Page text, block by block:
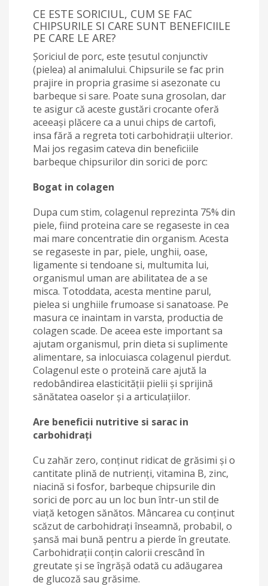
CE ESTE SORICIUL, CUM SE FAC
CHIPSURILE SI CARE SUNT BENEFICIILE
PE CARE LE ARE?
Şoriciul de porc, este ţesutul conjunctiv
(pielea) al animalului. Chipsurile se fac prin
prajire in propria grasime si asezonate cu
barbeque si sare. Poate suna grosolan, dar
te asigur că aceste gustări crocante oferă
aceeași plăcere ca a unui chips de cartofi,
insa fără a regreta toti carbohidrații ulterior.
Mai jos regasim cateva din beneficiile
barbeque chipsurilor din sorici de porc:
Bogat in colagen
Dupa cum stim, colagenul reprezinta 75% din
piele, fiind proteina care se regaseste in cea
mai mare concentratie din organism. Acesta
se regaseste in par, piele, unghii, oase,
ligamente si tendoane si, multumita lui,
organismul uman are abilitatea de a se
misca. Totoddata, acesta mentine parul,
pielea si unghiile frumoase si sanatoase. Pe
masura ce inaintam in varsta, productia de
colagen scade. De aceea este important sa
ajutam organismul, prin dieta si suplimente
alimentare, sa inlocuiasca colagenul pierdut.
Colagenul este o proteină care ajută la
redobândirea elasticităţii pielii şi sprijină
sănătatea oaselor şi a articulaţiilor.
Are beneficii nutritive si sarac in
carbohidrați
Cu zahăr zero, conținut ridicat de grăsimi și o
cantitate plină de nutrienți, vitamina B, zinc,
niacină si fosfor, barbeque chipsurile din
sorici de porc au un loc bun într-un stil de
viață ketogen sănătos. Mâncarea cu conținut
scăzut de carbohidrați înseamnă, probabil, o
șansă mai bună pentru a pierde în greutate.
Carbohidrații conțin calorii crescând în
greutate și se îngrășă odată cu adăugarea
de glucoză sau grăsime.